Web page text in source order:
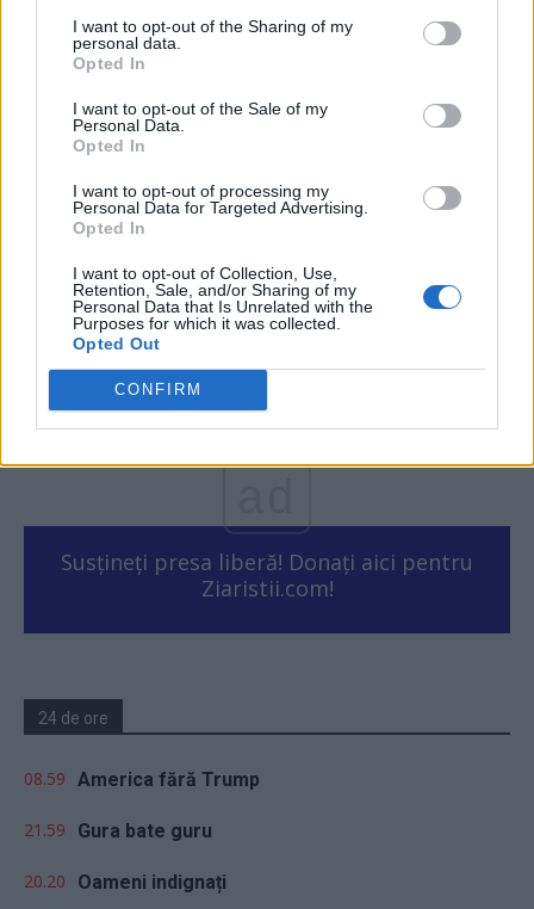
I want to opt-out of the Sharing of my
personal data.
Opted In
I want to opt-out of the Sale of my
Personal Data.
Opted In
I want to opt-out of processing my
Personal Data for Targeted Advertising.
Opted In
I want to opt-out of Collection, Use,
Retention, Sale, and/or Sharing of my
Personal Data that Is Unrelated with the
Purposes for which it was collected.
Opted Out
CONFIRM
A murit, la 65 de ani, „revoluționarul”
Alexandru Sassu, politician pe...
Robert Mateescu
Escrocheria prin care Bebe Ivanovici a
devenit „rănit” în Revoluție. Și-a...
Robert Mateescu - sâmbătă, 26 decembrie 2020
Susțineți presa liberă! Donați aici pentru
Ziaristii.com!
24 de ore
08.59 America fără Trump
21.59 Gura bate guru
20.20 Oameni indignați